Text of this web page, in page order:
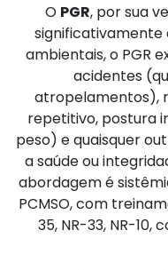
O PGR, por sua
significativamente
ambientais, o PGR
acidentes
atropelamentos),
repetitivo, postura
peso) e quaisquer
a saúde ou
abordagem é
PCMSO, com
35, NR-33, NR-